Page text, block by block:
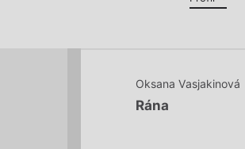
Oksana Vasjakinová
Rána